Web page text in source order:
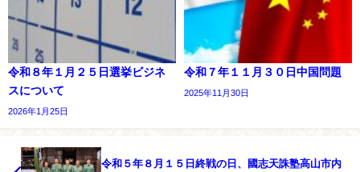
令和８年１月２５日選挙ビジネ
スについて
2026年1月25日
令和７年１１月３０日中国問題
2025年11月30日
令和５年８月１５日終戦の日、國志天誅塾高山市内